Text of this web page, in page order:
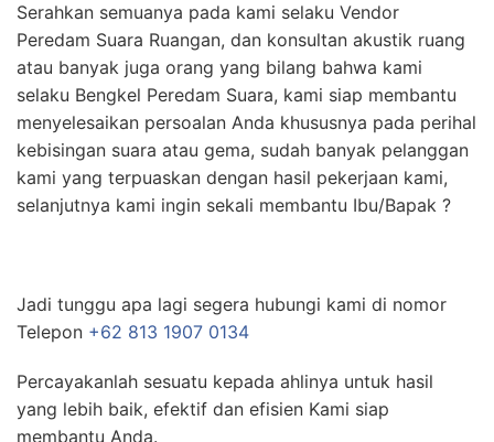
Serahkan semuanya pada kami selaku Vendor
Peredam Suara Ruangan, dan konsultan akustik ruang
atau banyak juga orang yang bilang bahwa kami
selaku Bengkel Peredam Suara, kami siap membantu
menyelesaikan persoalan Anda khususnya pada perihal
kebisingan suara atau gema, sudah banyak pelanggan
kami yang terpuaskan dengan hasil pekerjaan kami,
selanjutnya kami ingin sekali membantu Ibu/Bapak ?
Jadi tunggu apa lagi segera hubungi kami di nomor
Telepon +62 813 1907 0134
Percayakanlah sesuatu kepada ahlinya untuk hasil
yang lebih baik, efektif dan efisien Kami siap
membantu Anda.